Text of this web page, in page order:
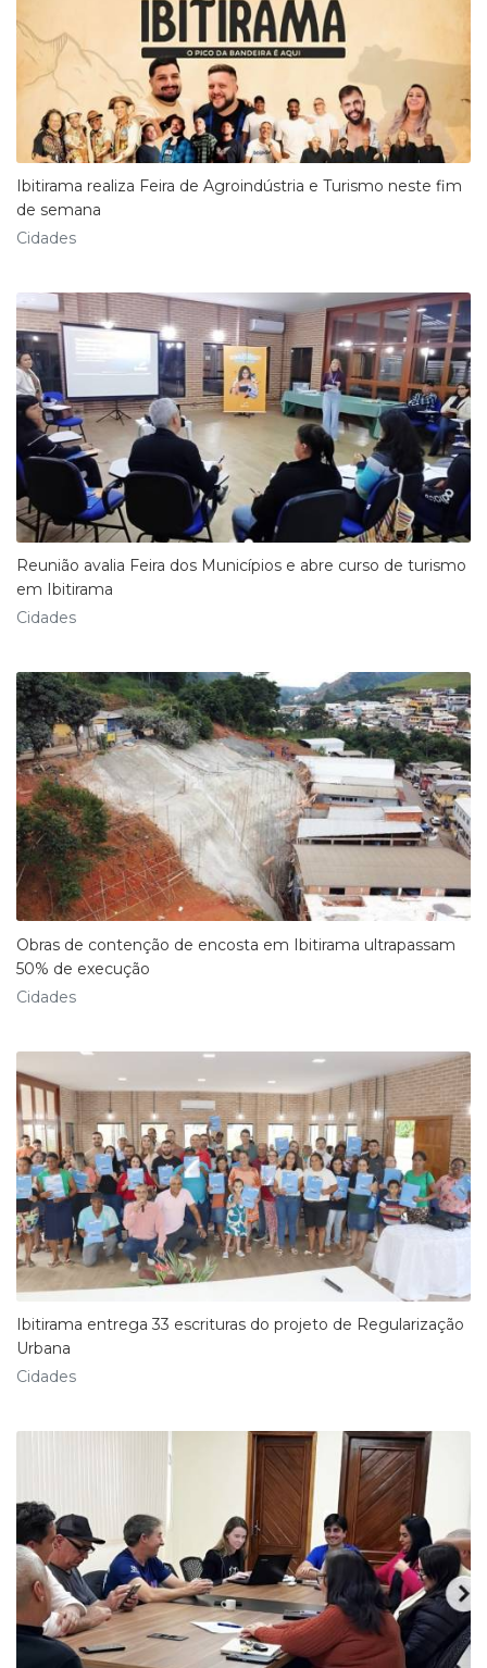
Ibitirama realiza Feira de Agroindústria e Turismo neste fim
de semana
Cidades
Reunião avalia Feira dos Municípios e abre curso de turismo
em Ibitirama
Cidades
Obras de contenção de encosta em Ibitirama ultrapassam
50% de execução
Cidades
Ibitirama entrega 33 escrituras do projeto de Regularização
Urbana
Cidades